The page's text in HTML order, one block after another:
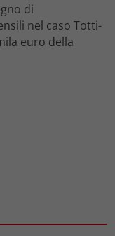
di
nel caso Totti-
euro della